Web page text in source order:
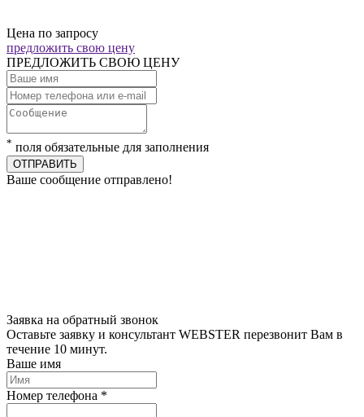
Цена по запросу
предложить свою цену
ПРЕДЛОЖИТЬ СВОЮ ЦЕНУ
* поля обязательные для заполнения
ОТПРАВИТЬ
Ваше сообщение отправлено!
Заявка на обратный звонок
Оставьте заявку и консультант WEBSTER перезвонит Вам в
течение 10 минут.
Ваше имя
Номер телефона *